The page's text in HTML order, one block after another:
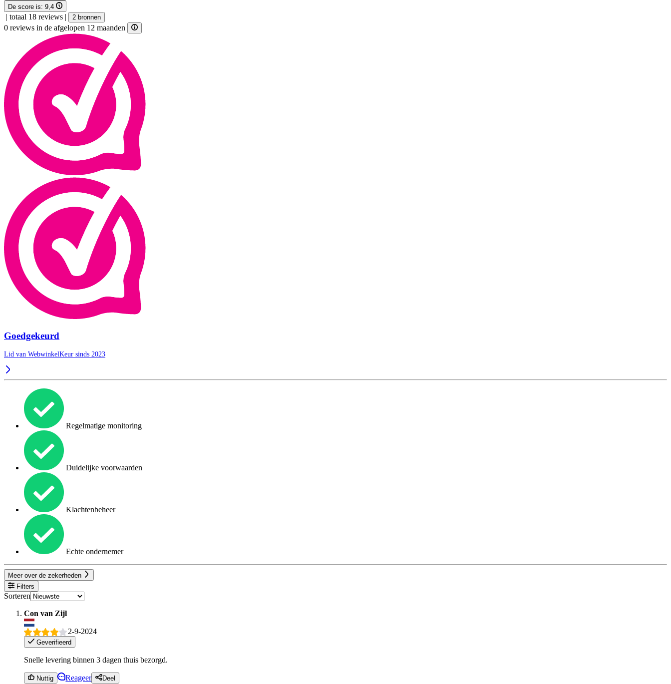
De score is: 9,4
| totaal 18 reviews | 2 bronnen
0 reviews in de afgelopen 12 maanden
Goedgekeurd
Lid van WebwinkelKeur sinds 2023
Regelmatige monitoring
Duidelijke voorwaarden
Klachtenbeheer
Echte ondernemer
Meer over de zekerheden
Filters
Sorteren
Con van Zijl
2-9-2024
Geverifieerd
Snelle levering binnen 3 dagen thuis bezorgd.
Nuttig Reageer Deel